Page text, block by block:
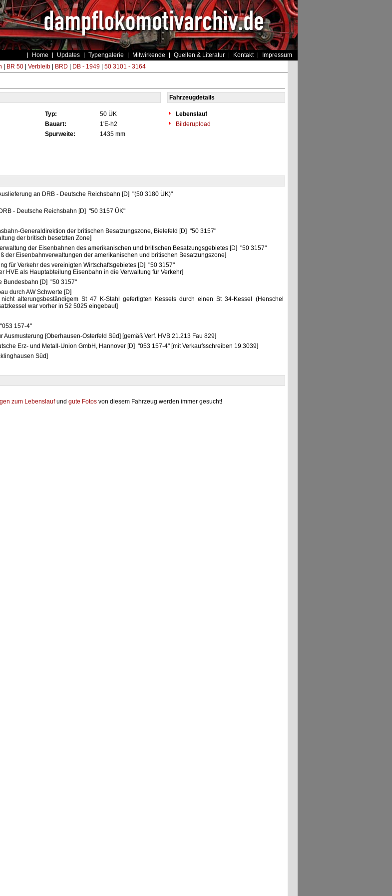
Home Updates Typengalerie Mitwirkende Quellen & Literatur Kontakt Impressum
BR 50| Verbleib| BRD DB - 1949| 50 3101 - 3164
Fahrzeugdetails
Typ: 50 ÜK
Lebenslauf
Bauart: 1'E-h2
Bilderupload
Spurweite: 1435 mm
an DRB - Deutsche Reichsbahn [D] "(50 3180 ÜK)"
- Deutsche Reichsbahn [D] "50 3157 ÜK"
Generaldirektion der britischen Besatzungszone, Bielefeld [D] "50 3157"
der britisch besetzten Zone]
der Eisenbahnen des amerikanischen und britischen Besatzungsgebietes [D] "50 3157"
der Eisenbahnverwaltungen der amerikanischen und britischen Besatzungszone]
für Verkehr des vereinigten Wirtschaftsgebietes [D] "50 3157"
HVE als Hauptabteilung Eisenbahn in die Verwaltung für Verkehr]
Bundesbahn [D] "50 3157"
durch AW Schwerte [D]
alterungsbeständigem St 47 K-Stahl gefertigten Kessels durch einen St 34-Kessel (Henschel
war vorher in 52 5025 eingebaut]
157-4"
Ausmusterung [Oberhausen-Osterfeld Süd] [gemäß Verf. HVB 21.213 Fau 829]
Erz- und Metall-Union GmbH, Hannover [D] "053 157-4" [mit Verkaufsschreiben 19.3039]
Süd]
zum Lebenslaufund gute Fotos von diesem Fahrzeug werden immer gesucht!